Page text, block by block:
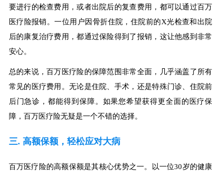
要进行的检查费用，或者出院后的复查费用，都可以通过百万
医疗险报销。一位用户因骨折住院，住院前的X光检查和出院
后的康复治疗费用，都通过保险得到了报销，这让他感到非常
安心。
总的来说，百万医疗险的保障范围非常全面，几乎涵盖了所有
常见的医疗费用。无论是住院、手术，还是特殊门诊、住院前
后门急诊，都能得到保障。如果您希望获得更全面的医疗保
障，百万医疗险无疑是一个不错的选择。
三. 高额保额，轻松应对大病
百万医疗险的高额保额是其核心优势之一。以一位30岁的健康